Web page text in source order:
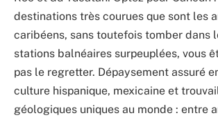
destinations très courues que sont les
caribéens, sans toutefois tomber dans
stations balnéaires surpeuplées, vous
pas le regretter. Dépaysement assuré
culture hispanique, mexicaine et
géologiques uniques au monde : entre